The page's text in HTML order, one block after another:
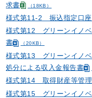
求書
（18KB）
様式第11-2 振込指定口座
様式第12 グリーンイノベ
書
（20KB）
様式第13 グリーンイノベ
処分による収入金報告書
様式第14 取得財産等管
様式第15 グリーンイノベ